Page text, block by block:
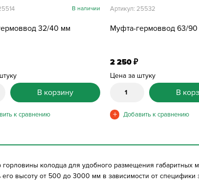
32/40 мм
В наличии
В корзину
Муфта-гермоввод 63/
Артикул: 25532
2 250₽
Цена за штуку
В
колодца для удобного размещения габаритных
высоту от 500 до 3000 мм в зависимости от специфики